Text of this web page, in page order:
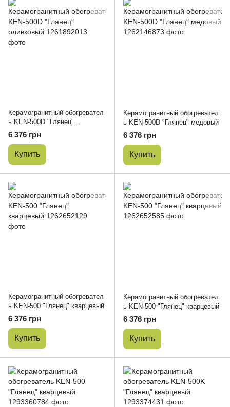
Керамогранитный обогревател
ь KEN-500D "Глянец"
оливковый
6 376 грн
Купить
Керамогранитный обогревател
ь KEN-500D "Глянец" медовый
6 376 грн
Купить
Керамогранитный обогревател
ь KEN-500 "Глянец" кварцевый
6 376 грн
Купить
Керамогранитный обогревател
ь KEN-500 "Глянец" кварцевый
6 376 грн
Купить